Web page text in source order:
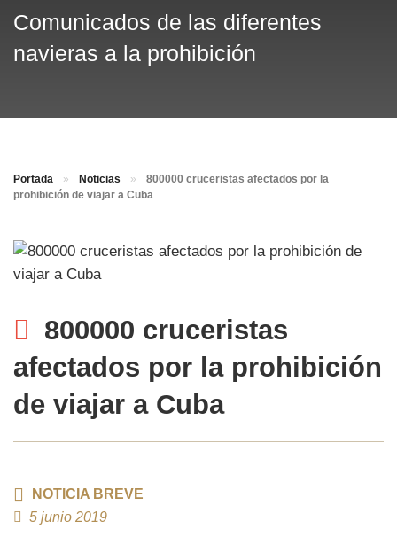
Comunicados de las diferentes
navieras a la prohibición
Portada » Noticias »
800000 cruceristas afectados por la
prohibición de viajar a Cuba
800000 cruceristas
afectados por la prohibición
de viajar a Cuba
NOTICIA BREVE
5 junio 2019